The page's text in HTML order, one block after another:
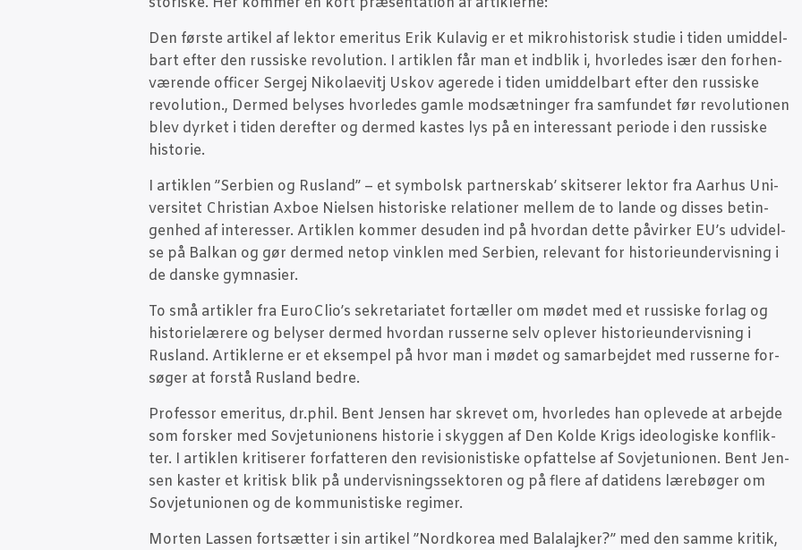
Den før­ste arti­kel af lek­tor eme­ri­tus Erik Kulavig er et mikro­hi­sto­risk stu­die i tiden umid­del­
bart efter den rus­si­ske revo­lu­tion. I artik­len får man et ind­blik i, hvor­le­des især den for­hen­
væ­ren­de offi­cer Ser­gej Niko­la­e­vitj Uskov age­re­de i tiden umid­del­bart efter den rus­si­ske
revo­lu­tion., Der­med bely­ses hvor­le­des gam­le mod­sæt­nin­ger fra sam­fun­det før revo­lu­tio­nen
blev dyr­ket i tiden der­ef­ter og der­med kastes lys på en inter­es­sant peri­o­de i den rus­si­ske
historie.
I artik­len ”Ser­bi­en og Rusland” – et sym­bolsk part­ner­skab’ skit­se­rer lek­tor fra Aar­hus Uni­
ver­si­tet Chri­sti­an Axboe Niel­sen histo­ri­ske rela­tio­ner mel­lem de to lan­de og dis­ses betin­
gen­hed af inter­es­ser. Artik­len kom­mer des­u­den ind på hvor­dan det­te påvir­ker EU’s udvi­del­
se på Bal­kan og gør der­med net­op vink­len med Ser­bi­en, rele­vant for histo­ri­e­un­der­vis­ning i
de dan­ske gymnasier.
To små artik­ler fra EuroClio’s sekre­ta­ri­a­tet for­tæl­ler om mødet med et rus­si­ske for­lag og
histo­ri­e­læ­re­re og bely­ser der­med hvor­dan rus­ser­ne selv ople­ver histo­ri­e­un­der­vis­ning i
Rusland. Artik­ler­ne er et eksem­pel på hvor man i mødet og sam­ar­bej­det med rus­ser­ne for­
sø­ger at for­stå Rusland bedre.
Pro­fes­sor eme­ri­tus, dr.phil. Bent Jen­sen har skre­vet om, hvor­le­des han ople­ve­de at arbej­de
som for­sker med Sov­je­tu­ni­o­nens histo­rie i skyg­gen af Den Kol­de Krigs ide­o­lo­gi­ske kon­flik­
ter. I artik­len kri­ti­se­rer for­fat­te­ren den revi­sio­ni­sti­ske opfat­tel­se af Sov­je­tu­ni­o­nen. Bent Jen­
sen kaster et kri­tisk blik på under­vis­nings­sek­to­ren og på fle­re af dati­dens lærebø­ger om
Sov­je­tu­ni­o­nen og de kom­mu­ni­sti­ske regimer.
Mor­ten Las­sen fort­sæt­ter i sin arti­kel ”Nord­korea med Bala­la­j­ker?” med den sam­me kri­tik,